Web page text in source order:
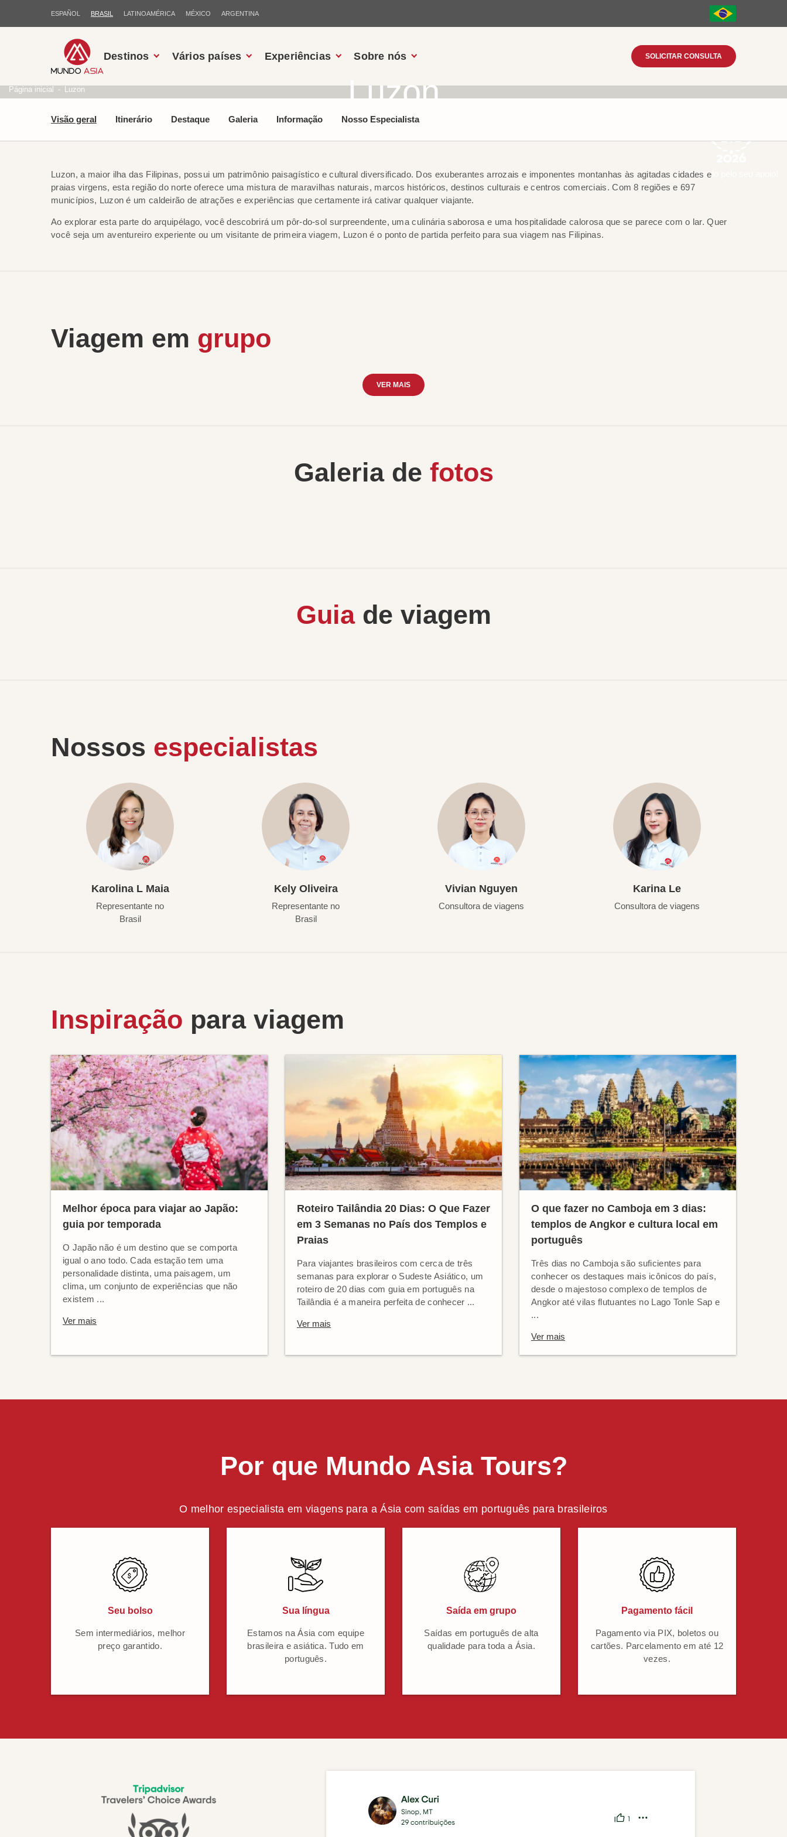
ESPAÑOL BRASIL LATINOAMÉRICA MÉXICO ARGENTINA
Destinos Vários países Experiências Sobre nós SOLICITAR CONSULTA
Luzon
Página inicial Luzon
Obrigado pelo seu apoio!
Visão geral Itinerário Destaque Galeria Informação Nosso Especialista
Luzon, a maior ilha das Filipinas, possui um patrimônio paisagístico e cultural diversificado. Dos exuberantes arrozais e imponentes montanhas às agitadas cidades e
praias virgens, esta região do norte oferece uma mistura de maravilhas naturais, marcos históricos, destinos culturais e centros comerciais. Com 8 regiões e 697
municípios, Luzon é um caldeirão de atrações e experiências que certamente irá cativar qualquer viajante.
Ao explorar esta parte do arquipélago, você descobrirá um pôr-do-sol surpreendente, uma culinária saborosa e uma hospitalidade calorosa que se parece com o lar. Quer
você seja um aventureiro experiente ou um visitante de primeira viagem, Luzon é o ponto de partida perfeito para sua viagem nas Filipinas.
Viagem em grupo
VER MAIS
Galeria de fotos
Guiade viagem
Nossos especialistas
Karolina L Maia
Representante no
Brasil
Kely Oliveira
Representante no
Brasil
Vivian Nguyen
Consultora de viagens
Karina Le
Consultora de viagens
Inspiração para viagem
Melhor época para viajar ao Japão:
guia por temporada
O Japão não é um destino que se comporta
igual o ano todo. Cada estação tem uma
personalidade distinta, uma paisagem, um
clima, um conjunto de experiências que não
existem ...
Ver mais
Roteiro Tailândia 20 Dias: O Que Fazer
em 3 Semanas no País dos Templos e
Praias
Para viajantes brasileiros com cerca de três
semanas para explorar o Sudeste Asiático, um
roteiro de 20 dias com guia em português na
Tailândia é a maneira perfeita de conhecer ...
Ver mais
O que fazer no Camboja em 3 dias:
templos de Angkor e cultura local em
português
Três dias no Camboja são suficientes para
conhecer os destaques mais icônicos do país,
desde o majestoso complexo de templos de
Angkor até vilas flutuantes no Lago Tonle Sap e
...
Ver mais
Por que Mundo Asia Tours?
O melhor especialista em viagens para a Ásia com saídas em português para brasileiros
Seu bolso
Sem intermediários, melhor
preço garantido.
Sua língua
Estamos na Ásia com equipe
brasileira e asiática. Tudo em
português.
Saída em grupo
Saídas em português de alta
qualidade para toda a Ásia.
Pagamento fácil
Pagamento via PIX, boletos ou
cartões. Parcelamento em até 12
vezes.